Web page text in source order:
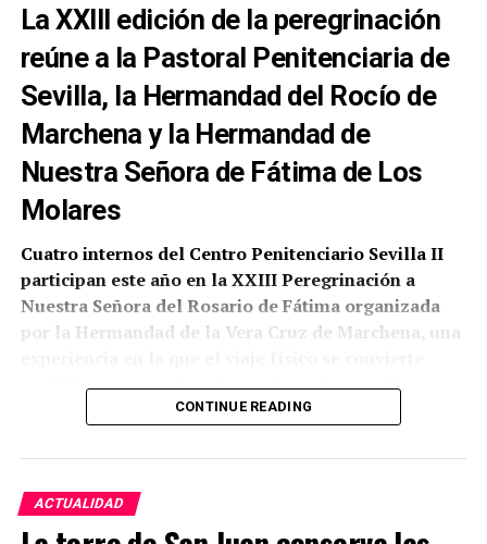
La XXIII edición de la peregrinación
reúne a la Pastoral Penitenciaria de
Sevilla, la Hermandad del Rocío de
Marchena y la Hermandad de
Nuestra Señora de Fátima de Los
Molares
Cuatro internos del Centro Penitenciario Sevilla II
participan este año en la XXIII Peregrinación a
Nuestra Señora del Rosario de Fátima organizada
por la Hermandad de la Vera Cruz de Marchena, una
también en un camino de convivencia, oración y
reflexión personal.
Según ha comunicado la propia corporación
a la colaboración de la Pastoral Penitenciaria de la
Archidiócesis de Sevilla, a la que se han sumado la
CONTINUE READING
ACTUALIDAD